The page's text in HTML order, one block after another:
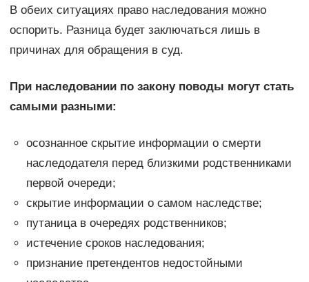
В обеих ситуациях право наследования можно
оспорить. Разница будет заключаться лишь в
причинах для обращения в суд.
При наследовании по закону поводы могут стать
самыми разными:
осознанное скрытие информации о смерти
наследодателя перед близкими родственниками
первой очереди;
скрытие информации о самом наследстве;
путаница в очередях родственников;
истечение сроков наследования;
признание претендентов недостойными